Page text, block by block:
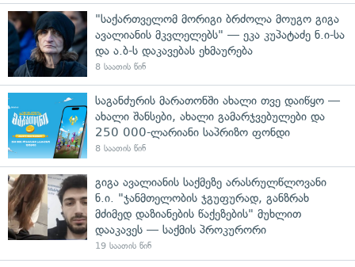
"საქართველომ მორიგი ბრძოლა მოუგო გიგა
ავალიანის მკვლელებს" — ეკა კუპატაძე ნ.ი-სა
და ა.ბ-ს დაკავებას ეხმაურება
8 საათის წინ
საგანძურის მარათონში ახალი თვე დაიწყო —
ახალი შანსები, ახალი გამარჯვებულები და
250 000-ლარიანი საპრიზო ფონდი
8 საათის წინ
გიგა ავალიანის საქმეზე არასრულწლოვანი
ნ.ი. "ჯანმთელობის ჯგუფურად, განზრახ
მძიმედ დაზიანების წაქეზების" მუხლით
დააკავეს — საქმის პროკურორი
19 საათის წინ